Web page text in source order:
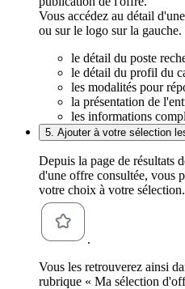
Vous accédez au détail
ou sur le logo sur la
le détail du poste
le détail du profil du
les modalités pour
la présentation de
les informations
5. Ajouter à votre sélection
Depuis la page de résultats
d'une offre consultée, vous
votre choix à votre
.
Vous les retrouverez ainsi
rubrique « Ma sélection